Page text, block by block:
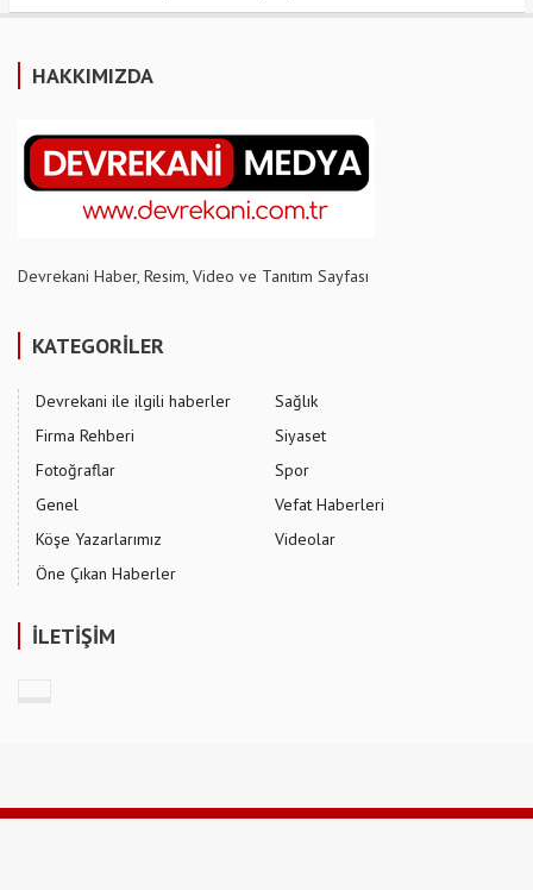
HAKKIMIZDA
Devrekani Haber, Resim, Video ve Tanıtım Sayfası
KATEGORİLER
Devrekani ile ilgili haberler
Firma Rehberi
Fotoğraflar
Genel
Köşe Yazarlarımız
Öne Çıkan Haberler
Sağlık
Siyaset
Spor
Vefat Haberleri
Videolar
İLETİŞİM